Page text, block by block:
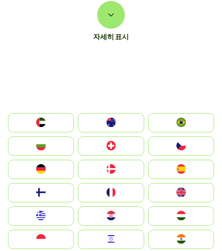
자세히 표시
الإمارات العربية المتحدة
Switzerland
Deutschland
United Kingdom
Magyarország